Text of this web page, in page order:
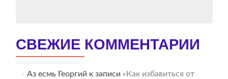
СВЕЖИЕ КОММЕНТАРИИ
Аз есмь Георгий к записи «Как избавиться от